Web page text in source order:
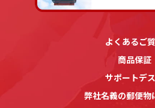
よくあるご
商品保証
サポートデ
弊社名義の郵便物